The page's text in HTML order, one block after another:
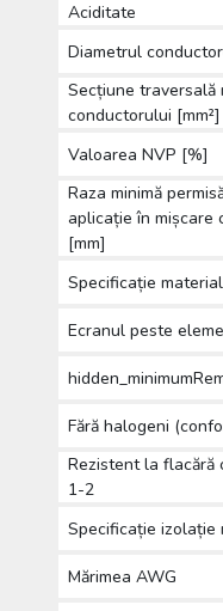
Aciditate
Diametrul
Secțiune traversală
conductorului [mm²]
Valoarea NVP [%]
Raza minimă
aplicație în mișcare
[mm]
Specificație
Ecranul peste
Fără halogeni
Rezistent la flacără
1-2
Specificație izolație
Mărimea AWG